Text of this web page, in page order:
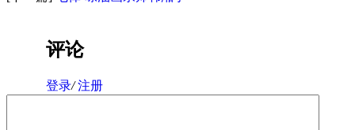
评论
登录/ 注册